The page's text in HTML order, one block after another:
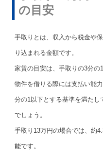
の目安
手取りとは、収入から税金や
り込まれる金額です。
家賃の目安は、手取りの3分の
物件を借りる際には支払い能
分の1以下とする基準を満た
でしょう。
手取り13万円の場合では、約
能です。